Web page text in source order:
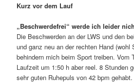
Kurz vor dem Lauf
„Beschwerdefrei“ werde ich leider
Die Beschwerden an der LWS und den
und ganz neu an der rechten Hand (wohl
behindern mich beim Sport treiben. Vom
Laufzeit um 1:50 h aber reel. 8 Stunden
sehr guten Ruhepuls von 42 bpm gehabt.